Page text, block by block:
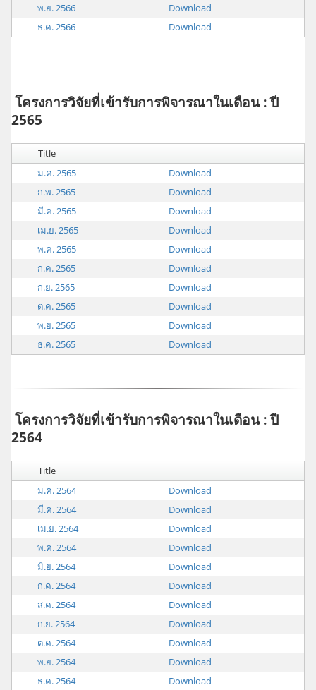
พ.ย. 2566
Download
ธ.ค. 2566
Download
โครงการวิจัยที่เข้ารับการพิจารณาในเดือน : ปี
2565
Title
ม.ค. 2565
Download
ก.พ. 2565
Download
มี.ค. 2565
Download
เม.ย. 2565
Download
พ.ค. 2565
Download
ก.ค. 2565
Download
ก.ย. 2565
Download
ต.ค. 2565
Download
พ.ย. 2565
Download
ธ.ค. 2565
Download
โครงการวิจัยที่เข้ารับการพิจารณาในเดือน : ปี
2564
Title
ม.ค. 2564
Download
มี.ค. 2564
Download
เม.ย. 2564
Download
พ.ค. 2564
Download
มิ.ย. 2564
Download
ก.ค. 2564
Download
ส.ค. 2564
Download
ก.ย. 2564
Download
ต.ค. 2564
Download
พ.ย. 2564
Download
ธ.ค. 2564
Download